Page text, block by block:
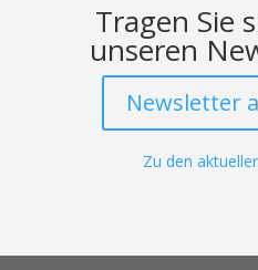
Tragen Sie
unseren
Newsletter
Zu den